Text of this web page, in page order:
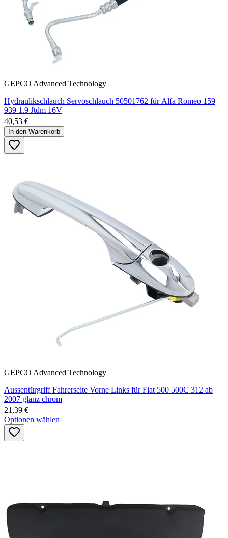
GEPCO Advanced Technology
Hydraulikschlauch Servoschlauch 50501762 für Alfa Romeo 159
939 1.9 Jtdm 16V
40,53 €
In den Warenkorb
GEPCO Advanced Technology
Aussentürgriff Fahrerseite Vorne Links für Fiat 500 500C 312 ab
2007 glanz chrom
21,39 €
Optionen wählen